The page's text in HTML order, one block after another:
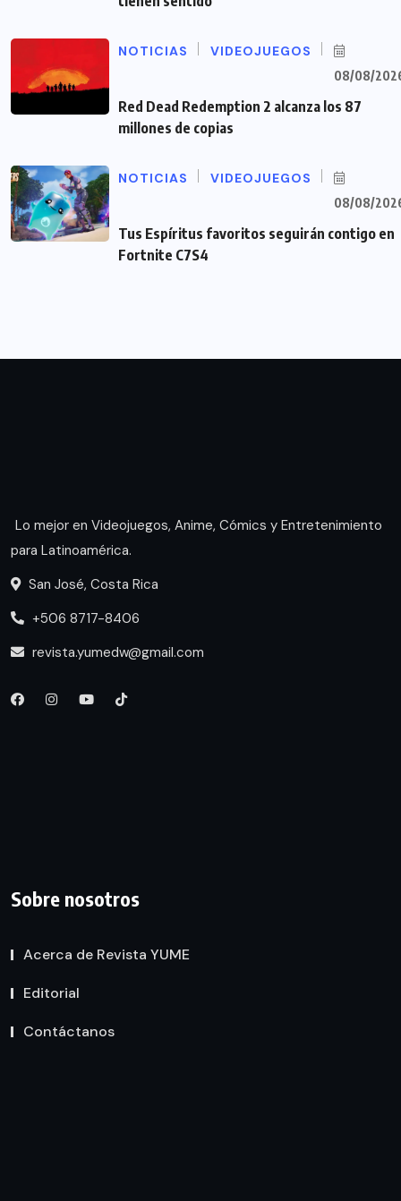
NOTICIAS VIDEOJUEGOS
08/08/
Red Dead Redemption 2 alcanza los 87
millones de copias
NOTICIAS VIDEOJUEGOS
08/08/
Tus Espíritus favoritos seguirán contigo en
Fortnite C7S4
Lo mejor en Videojuegos, Anime, Cómics y Entretenimiento
para Latinoamérica.
San José, Costa Rica
+506 8717-8406
revista.yumedw@gmail.com
Sobre nosotros
Acerca de Revista YUME
Editorial
Contáctanos